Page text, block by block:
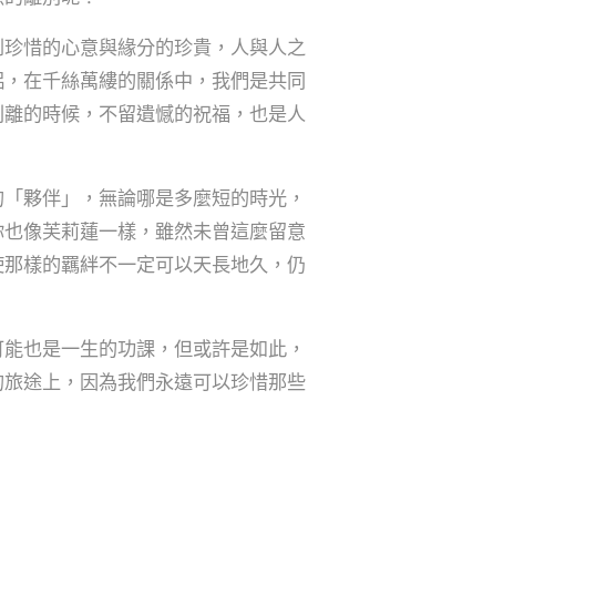
惜的心意與緣分的珍貴，人與人之
在千絲萬縷的關係中，我們是共同
的時候，不留遺憾的祝福，也是人
夥伴」，無論哪是多麼短的時光，
像芙莉蓮一樣，雖然未曾這麼留意
樣的羈絆不一定可以天長地久，仍
也是一生的功課，但或許是如此，
途上，因為我們永遠可以珍惜那些